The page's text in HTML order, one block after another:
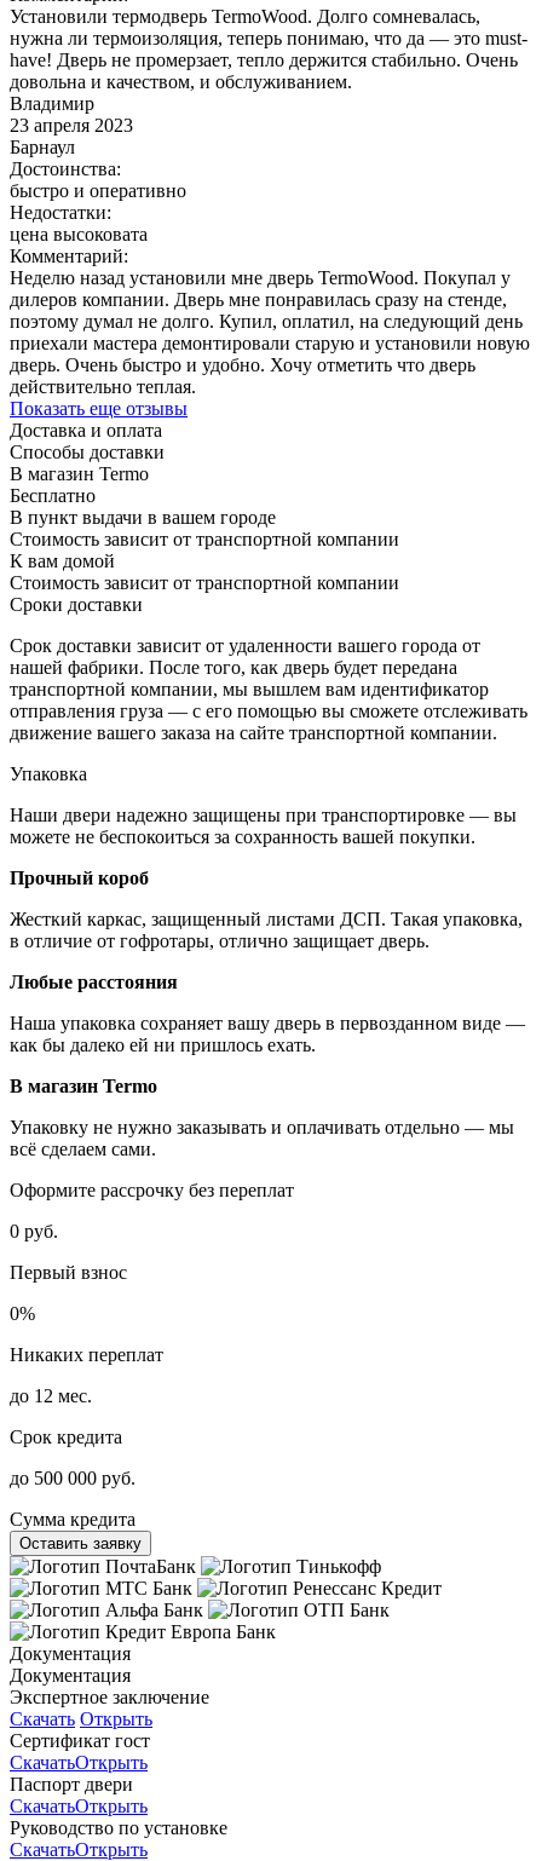
Установили термодверь TermoWood. Долго сомневалась,
нужна ли термоизоляция, теперь понимаю, что да — это must-
have! Дверь не промерзает, тепло держится стабильно. Очень
довольна и качеством, и обслуживанием.
Владимир
23 апреля 2023
Барнаул
Достоинства:
быстро и оперативно
Недостатки:
цена высоковата
Комментарий:
Неделю назад установили мне дверь TermoWood. Покупал у
дилеров компании. Дверь мне понравилась сразу на стенде,
поэтому думал не долго. Купил, оплатил, на следующий день
приехали мастера демонтировали старую и установили новую
дверь. Очень быстро и удобно. Хочу отметить что дверь
действительно теплая.
Показать еще отзывы
Доставка и оплата
Способы доставки
В магазин Termo
Бесплатно
В пункт выдачи в вашем городе
Стоимость зависит от транспортной компании
К вам домой
Стоимость зависит от транспортной компании
Сроки доставки
Срок доставки зависит от удаленности вашего города от
нашей фабрики. После того, как дверь будет передана
транспортной компании, мы вышлем вам идентификатор
отправления груза — с его помощью вы сможете отслеживать
движение вашего заказа на сайте транспортной компании.
Упаковка
Наши двери надежно защищены при транспортировке — вы
можете не беспокоиться за сохранность вашей покупки.
Прочный короб
Жесткий каркас, защищенный листами ДСП. Такая упаковка,
в отличие от гофротары, отлично защищает дверь.
Любые расстояния
Наша упаковка сохраняет вашу дверь в первозданном виде —
как бы далеко ей ни пришлось ехать.
В магазин Termo
Упаковку не нужно заказывать и оплачивать отдельно — мы
всё сделаем сами.
Оформите рассрочку без переплат
0 руб.
Первый взнос
0%
Никаких переплат
до 12 мес.
Срок кредита
до 500 000 руб.
Сумма кредита
Оставить заявку
Документация
Документация
Экспертное заключение
Скачать Открыть
Сертификат гост
СкачатьОткрыть
Паспорт двери
СкачатьОткрыть
Руководство по установке
СкачатьОткрыть